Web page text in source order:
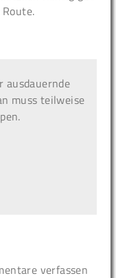
ausdauernde
muss teilweise
verfassen